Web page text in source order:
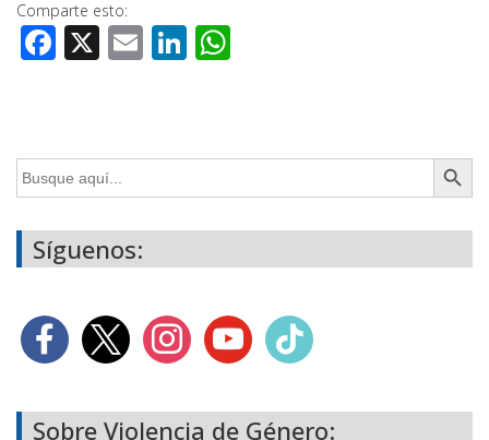
Comparte esto:
Facebook
X EmailLinkedIn
Buscar: Botón de
Síguenos:
Sobre Violencia de Género: